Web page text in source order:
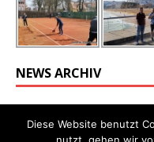
NEWS ARCHIV
Diese Website benutzt